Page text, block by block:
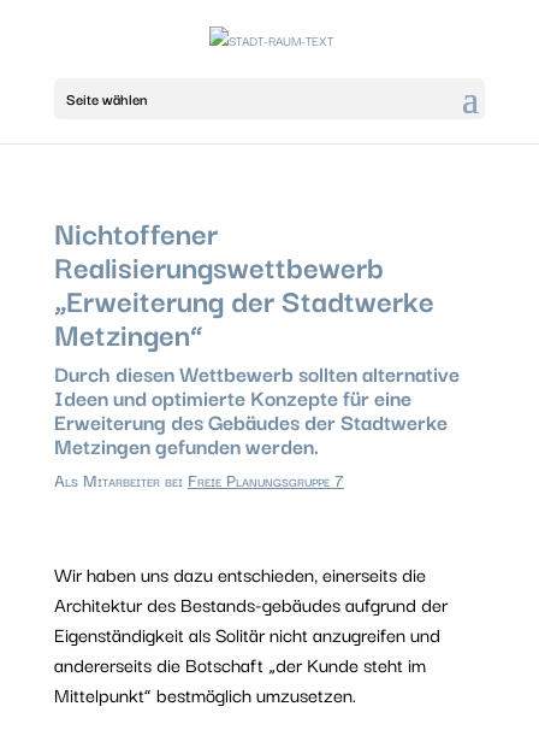
Seite wählen
Nichtoffener
Realisierungswettbewerb
„Erweiterung der Stadtwerke
Metzingen“
Durch diesen Wettbewerb sollten alternative
Ideen und optimierte Konzepte für eine
Erweiterung des Gebäudes der Stadtwerke
Metzingen gefunden werden.
Als Mitarbeiter bei Freie Planungsgruppe 7
Wir haben uns dazu entschieden, einerseits die
Architektur des Bestands-gebäudes aufgrund der
Eigenständigkeit als Solitär nicht anzugreifen und
andererseits die Botschaft „der Kunde steht im
Mittelpunkt“ bestmöglich umzusetzen.